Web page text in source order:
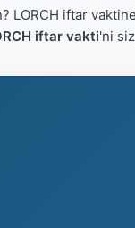
LORCH iftar
iftar vakti'ni